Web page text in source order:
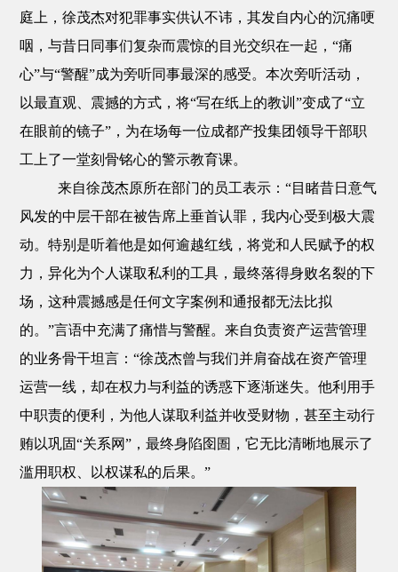
庭上，徐茂杰对犯罪事实供认不讳，其发自内心的沉痛哽
咽，与昔日同事们复杂而震惊的目光交织在一起，“痛
心”与“警醒”成为旁听同事最深的感受。本次旁听活动，
以最直观、震撼的方式，将“写在纸上的教训”变成了“立
在眼前的镜子”，为在场每一位成都产投集团领导干部职
工上了一堂刻骨铭心的警示教育课。
来自徐茂杰原所在部门的员工表示：“目睹昔日意气
风发的中层干部在被告席上垂首认罪，我内心受到极大震
动。特别是听着他是如何逾越红线，将党和人民赋予的权
力，异化为个人谋取私利的工具 ，最终落得身败名裂的下
场，这种震撼感是任何文字案例和通报都无法比拟
的。”言语中充满了痛惜与警醒。来自负责资产运营管理
的业务骨干坦言：“徐茂杰曾与我们并肩奋战在资产管理
运营一线，却在权力与利益的诱惑下逐渐迷失。他利用手
中职责的便利，为他人谋取利益并收受财物，甚至主动行
贿以巩固“关系网”，最终身陷囹圄 ，它无比清晰地展示了
滥用职权、以权谋私的后果。”